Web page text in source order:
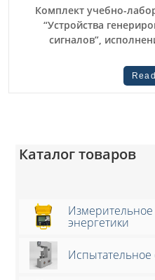
Комплект учебно-
“Устройства
сигналов”,
Каталог товаров
энергетики
Испытательное